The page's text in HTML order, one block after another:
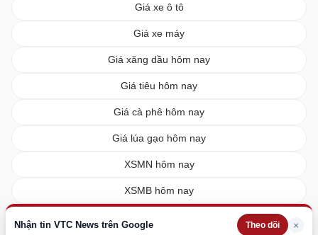
Nhận tin VTC News trên Google Theo dõi ×
Giá xe ô tô
Giá xe máy
Giá xăng dầu hôm nay
Giá tiêu hôm nay
Giá cà phê hôm nay
Giá lúa gạo hôm nay
XSMN hôm nay
XSMB hôm nay